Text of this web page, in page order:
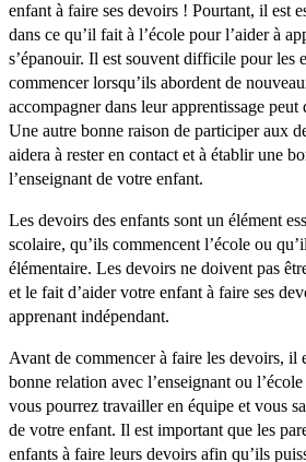
enfant à faire ses devoirs ! Pourtant, il est
dans ce qu’il fait à l’école pour l’aider à
s’épanouir. Il est souvent difficile pour les
commencer lorsqu’ils abordent de
accompagner dans leur apprentissage peut
Une autre bonne raison de participer aux
aidera à rester en contact et à établir une
l’enseignant de votre enfant.
Les devoirs des enfants sont un élément
scolaire, qu’ils commencent l’école ou
élémentaire. Les devoirs ne doivent pas
et le fait d’aider votre enfant à faire ses
apprenant indépendant.
Avant de commencer à faire les devoirs, il
bonne relation avec l’enseignant ou
vous pourrez travailler en équipe et vous
de votre enfant. Il est important que les
enfants à faire leurs devoirs afin qu’ils